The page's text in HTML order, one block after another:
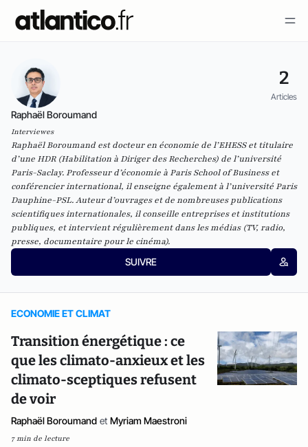
2
Articles
Raphaël Boroumand
Interviewes
Raphaël Boroumand est docteur en économie de l’EHESS et titulaire
d’une HDR (Habilitation à Diriger des Recherches) de l’université
Paris-Saclay. Professeur d’économie à Paris School of Business et
conférencier international, il enseigne également à l’université Paris
Dauphine-PSL. Auteur d’ouvrages et de nombreuses publications
scientifiques internationales, il conseille entreprises et institutions
publiques, et intervient régulièrement dans les médias (TV, radio,
presse, documentaire pour le cinéma).
SUIVRE
ECONOMIE ET CLIMAT
Transition énergétique : ce
que les climato-anxieux et les
climato-sceptiques refusent
de voir
Raphaël Boroumand et Myriam Maestroni
7 min de lecture